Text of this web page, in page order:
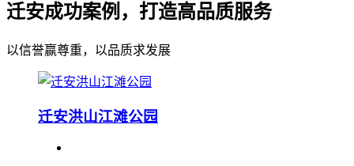
迁安成功案例，打造高品质服务
以信誉赢尊重，以品质求发展
迁安洪山江滩公园